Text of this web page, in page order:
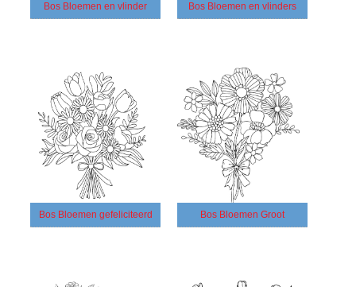
Bos Bloemen en vlinder Bos Bloemen en vlinders
Bos Bloemen gefeliciteerd Bos Bloemen Groot